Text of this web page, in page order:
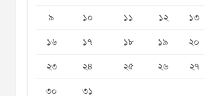
৯
১০ ১১ ১২ ১৩
১৬
১৭ ১৮ ১৯ ২০
২৩
২৪ ২৫ ২৬ ২৭
৩০
৩১